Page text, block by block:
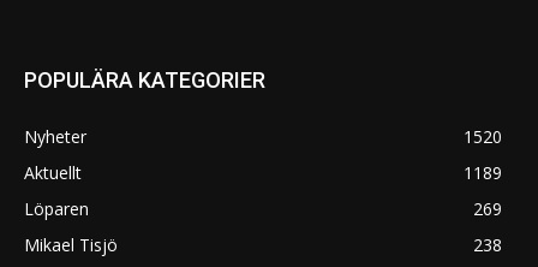
POPULÄRA KATEGORIER
Nyheter
1520
Aktuellt
1189
Löparen
269
Mikael Tisjö
238